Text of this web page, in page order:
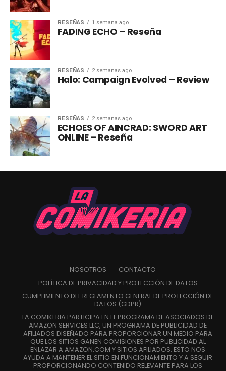
RESEÑAS 1 semana ago
FADING ECHO – Reseña
RESEÑAS 2 semanas ago
Halo: Campaign Evolved – Review
RESEÑAS 2 semanas ago
ECHOES OF AINCRAD: SWORD ART
ONLINE – Reseña
NOSOTROS
CONTACTO
POLÍTICA DE PRIVACIDAD Y PROTECCIÓN DE DATOS
CUMPLIMIENTO DEL REGLAMENTO GENERAL DE PROTECCIÓN DE
DATOS (GDPR)
LA COMIKERIA PARTICIPA EN EL PROGRAMA DE ASOCIADOS DE
AMAZON SERVICES LLC, UN PROGRAMA DE PUBLICIDAD DE
AFILIADOS DISEÑADO PARA PROPORCIONAR UN MEDIO PARA
QUE LOS SITIOS GANEN COMISIONES POR PUBLICIDAD AL
ENLAZAR A AMAZON.COM Y SITIOS AFILIADOS. ESTO NOS
AYUDA A MANTENER EL SITIO EN FUNCIONAMIENTO Y A SEGUIR
PROPORCIONANDO CONTENIDO RELEVANTE PARA LOS